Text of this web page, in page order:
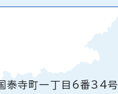
泰寺町一丁目6番34号